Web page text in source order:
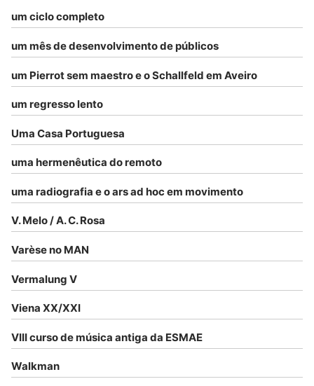
um ciclo completo
um mês de desenvolvimento de públicos
um Pierrot sem maestro e o Schallfeld em Aveiro
um regresso lento
Uma Casa Portuguesa
uma hermenêutica do remoto
uma radiografia e o ars ad hoc em movimento
V. Melo / A. C. Rosa
Varèse no MAN
Vermalung V
Viena XX/XXI
VIII curso de música antiga da ESMAE
Walkman